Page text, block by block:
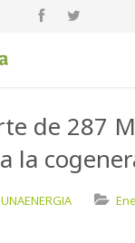
de 287
la
UNAENERGIA